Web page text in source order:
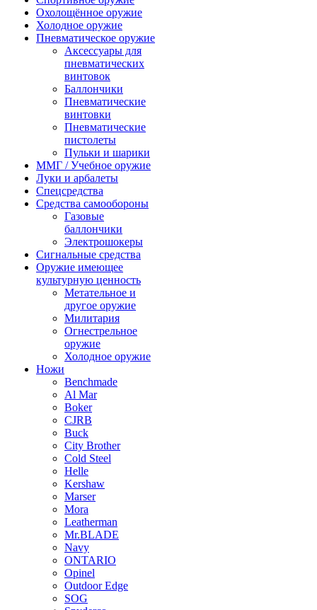
Охолощённое оружие
Холодное оружие
Пневматическое оружие
Аксессуары для
пневматических
винтовок
Баллончики
Пневматические
винтовки
Пневматические
пистолеты
Пульки и шарики
ММГ / Учебное оружие
Луки и арбалеты
Спецсредства
Средства самообороны
Газовые
баллончики
Электрошокеры
Сигнальные средства
Оружие имеющее
культурную ценность
Метательное и
другое оружие
Милитария
Огнестрельное
оружие
Холодное оружие
Ножи
Benchmade
Al Mar
Boker
CJRB
Buck
City Brother
Cold Steel
Helle
Kershaw
Marser
Mora
Leatherman
Mr.BLADE
Navy
ONTARIO
Opinel
Outdoor Edge
SOG